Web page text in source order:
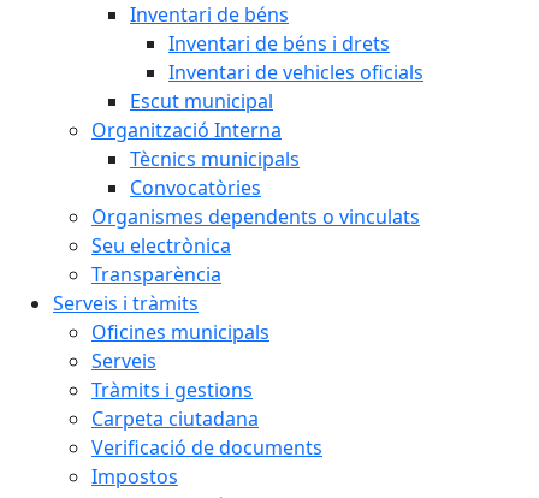
Inventari de béns
Inventari de béns i drets
Inventari de vehicles oficials
Escut municipal
Organització Interna
Tècnics municipals
Convocatòries
Organismes dependents o vinculats
Seu electrònica
Transparència
Serveis i tràmits
Oficines municipals
Serveis
Tràmits i gestions
Carpeta ciutadana
Verificació de documents
Impostos